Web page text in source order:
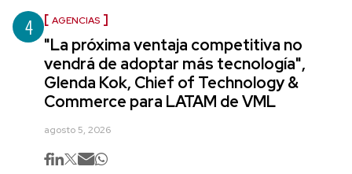
4 AGENCIAS
"La próxima ventaja competitiva no
vendrá de adoptar más tecnología",
Glenda Kok, Chief of Technology &
Commerce para LATAM de VML
agosto 5, 2026